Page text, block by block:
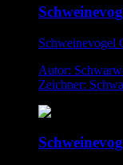
Schweinevogel
Autor:
Zeichner: